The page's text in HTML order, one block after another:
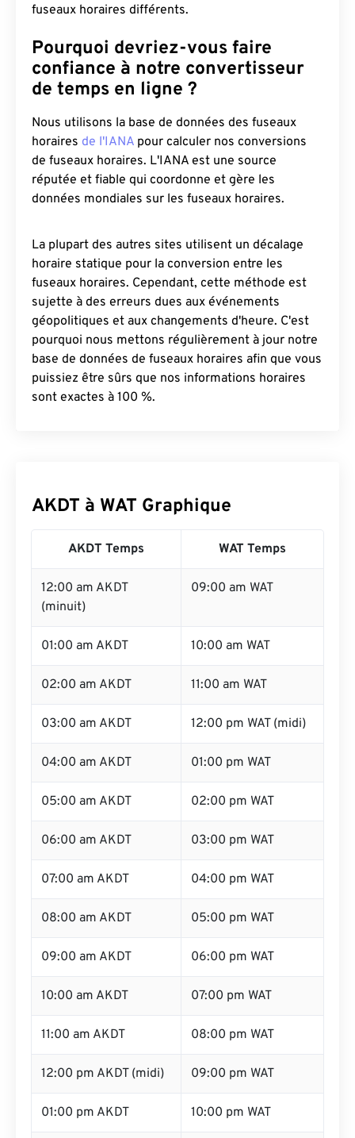
fuseaux horaires différents.
Pourquoi devriez-vous faire
confiance à notre convertisseur
de temps en ligne ?
Nous utilisons la base de données des fuseaux
horaires de l'IANA pour calculer nos conversions
de fuseaux horaires. L'IANA est une source
réputée et fiable qui coordonne et gère les
données mondiales sur les fuseaux horaires.
La plupart des autres sites utilisent un décalage
horaire statique pour la conversion entre les
fuseaux horaires. Cependant, cette méthode est
sujette à des erreurs dues aux événements
géopolitiques et aux changements d'heure. C'est
pourquoi nous mettons régulièrement à jour notre
base de données de fuseaux horaires afin que vous
puissiez être sûrs que nos informations horaires
sont exactes à 100 %.
AKDT à WAT Graphique
AKDT Temps WAT Temps
12:00 am AKDT
(minuit)
09:00 am WAT
01:00 am AKDT 10:00 am WAT
02:00 am AKDT 11:00 am WAT
03:00 am AKDT 12:00 pm WAT (midi)
04:00 am AKDT 01:00 pm WAT
05:00 am AKDT 02:00 pm WAT
06:00 am AKDT 03:00 pm WAT
07:00 am AKDT 04:00 pm WAT
08:00 am AKDT 05:00 pm WAT
09:00 am AKDT 06:00 pm WAT
10:00 am AKDT 07:00 pm WAT
11:00 am AKDT 08:00 pm WAT
12:00 pm AKDT (midi) 09:00 pm WAT
01:00 pm AKDT 10:00 pm WAT